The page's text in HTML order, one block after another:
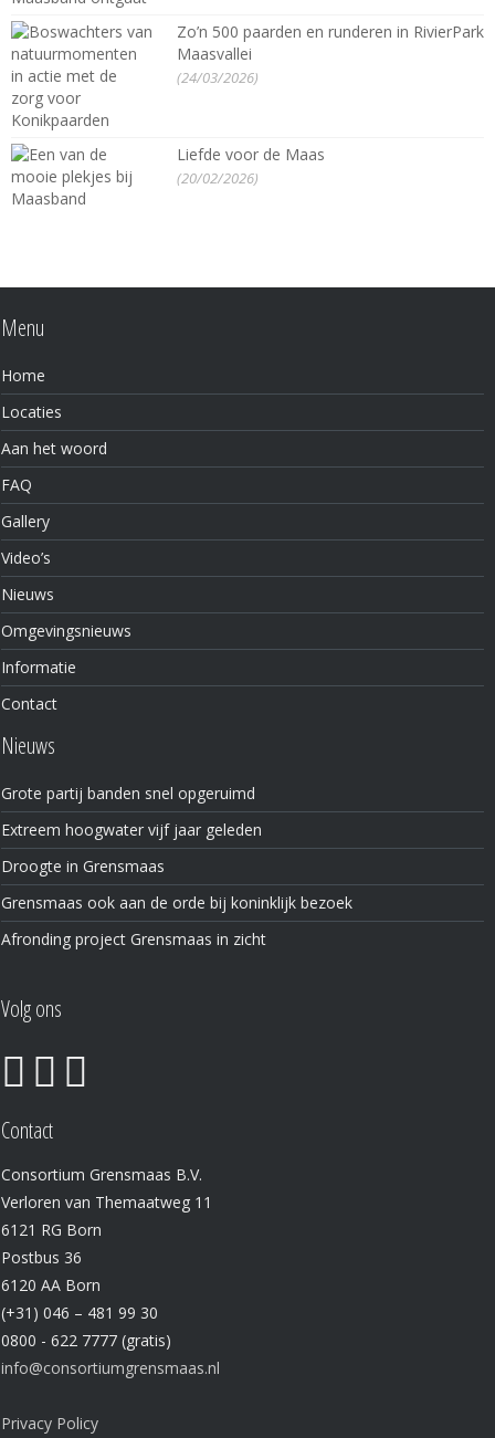
Zo’n 500 paarden en runderen in RivierPark
Maasvallei
(24/03/2026)
Liefde voor de Maas
(20/02/2026)
Menu
Home
Locaties
Aan het woord
FAQ
Gallery
Video’s
Nieuws
Omgevingsnieuws
Informatie
Contact
Nieuws
Grote partij banden snel opgeruimd
Extreem hoogwater vijf jaar geleden
Droogte in Grensmaas
Grensmaas ook aan de orde bij koninklijk bezoek
Afronding project Grensmaas in zicht
Volg ons
Contact
Consortium Grensmaas B.V.
Verloren van Themaatweg 11
6121 RG Born
Postbus 36
6120 AA Born
(+31) 046 – 481 99 30
0800 - 622 7777 (gratis)
info@consortiumgrensmaas.nl
Privacy Policy